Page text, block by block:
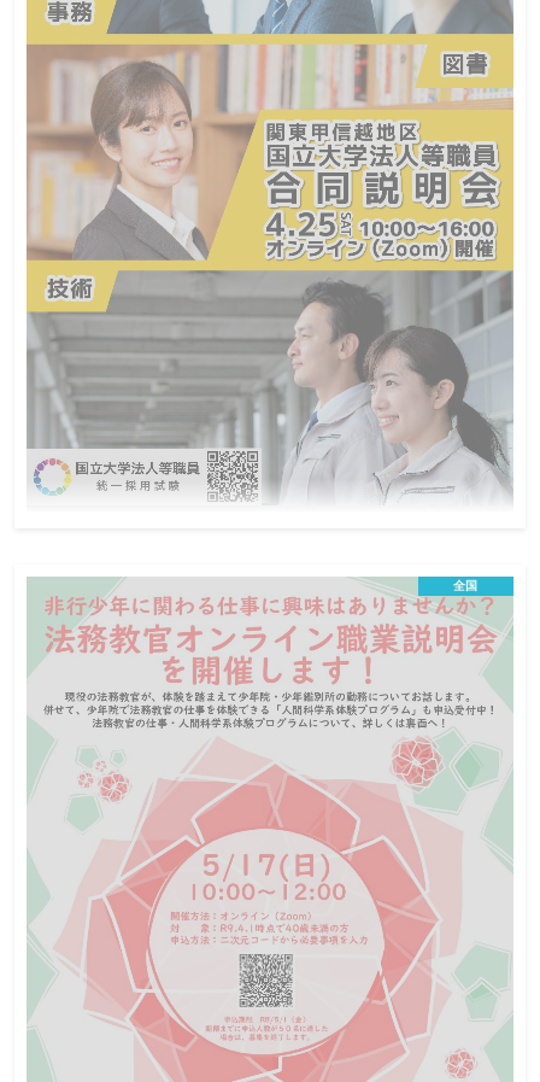
【オンライン開催】教育と研究を支える最前線へ。
あなたのご参加をお待ちしています。
オンライン説明会 みなし公務員
対象
国立大学法人等の職員を目指し、受験資格を満たす方であ
ればどなたでもご参加いただけます。
1500人
2026年4月25日 16時まで
関東甲信越地区の各機関が、国立大学法人等職員を目指す方向け
の説明会をオンライン形式で開催します！ 国立大学法人等職員の
仕事内容、採用試験情報、各機関の雰囲気等を知っていただく機
会として、関心のある方はぜひご参加ください！ また、当日オン
ライン説明会に参加する機関の資料だけでなく、参加しない一部
の機関も資料・動画等を公開する予定です。 4/25（土）第2回令
全国